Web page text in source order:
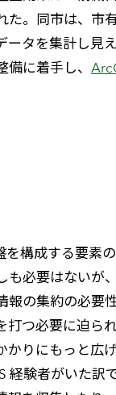
た。同市は、市
ータを集計し見
に着手し、
を構成する要素
も必要はないが
報の集約の必要
打つ必要に迫ら
かりにもっと広
経験者がいた訳